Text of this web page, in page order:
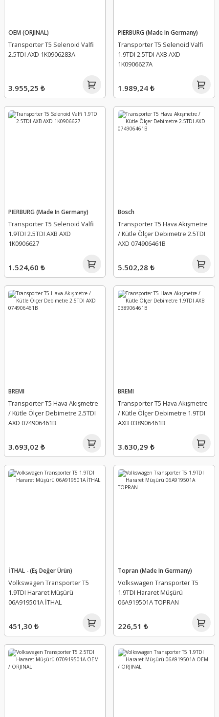
OEM (ORJINAL)
Transporter T5 Selenoid Valfi
2.5TDI AXD 1K0906283A
3.955,25 ₺
PIERBURG (Made In Germany)
Transporter T5 Selenoid Valfi
1.9TDI 2.5TDI AXB AXD
1K0906627A
1.989,24 ₺
PIERBURG (Made In Germany)
Transporter T5 Selenoid Valfi
1.9TDI 2.5TDI AXB AXD
1K0906627
1.524,60 ₺
Bosch
Transporter T5 Hava Akışmetre
/ Kütle Ölçer Debimetre 2.5TDI
AXD 074906461B
5.502,28 ₺
BREMI
Transporter T5 Hava Akışmetre
/ Kütle Ölçer Debimetre 2.5TDI
AXD 074906461B
3.693,02 ₺
BREMI
Transporter T5 Hava Akışmetre
/ Kütle Ölçer Debimetre 1.9TDI
AXB 038906461B
3.630,29 ₺
İTHAL - (Eş Değer Ürün)
Volkswagen Transporter T5
1.9TDI Hararet Müşürü
06A919501A İTHAL
451,30 ₺
Topran (Made In Germany)
Volkswagen Transporter T5
1.9TDI Hararet Müşürü
06A919501A TOPRAN
226,51 ₺